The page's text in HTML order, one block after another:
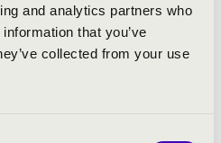
and analytics partners who
that you’ve
collected from your use
Csapó József